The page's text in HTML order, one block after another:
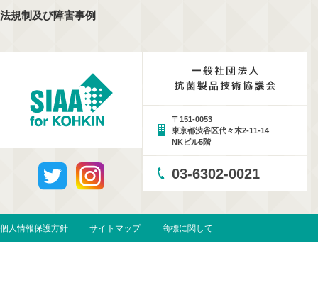
法規制及び障害事例
〒151-0053
東京都渋谷区代々木2-11-14
NKビル5階
03-6302-0021
個人情報保護方針 サイトマップ 商標に関して